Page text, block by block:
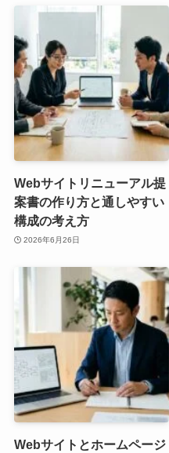
Webサイトリニューアル提
案書の作り方と通しやすい
構成の考え方
2026年6月26日
Webサイトとホームページ